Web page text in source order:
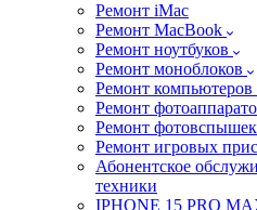
Ремонт iMac
Ремонт MacBook
Ремонт ноутбуков
Ремонт моноблоков
Ремонт компьютеров
Ремонт
Ремонт фотовспышек
Ремонт игровых
Абонентское
техники
IPHONE 15 PRO